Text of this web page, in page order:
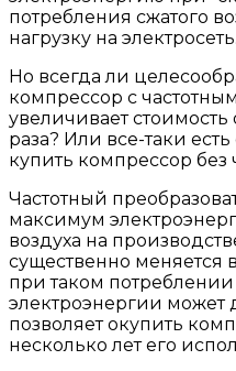
потребления сжатого
нагрузку на электросеть.
Но всегда ли
компрессор с
увеличивает
раза? Или все-таки
купить компрессор без
Частотный
максимум
воздуха на
существенно меняется
при таком
электроэнергии может
позволяет окупить
несколько лет его